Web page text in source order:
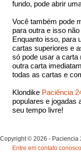
fundo, pode abrir
Você também pode
para outra e isso
Enquanto isso, para
cartas superiores e
só pode usar a carta
outra carta
todas as cartas e
Klondike Paciência
populares e jogadas
seu tempo livre!
Copyright © 2026 - Paciencia
Entre em contato conosco